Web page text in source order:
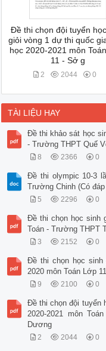
Đề thi chọn đội tuyển
giỏi vòng 1 dự thi quốc
học 2020-2021 môn
11 - Sở g
2 2044 0
TÀI LIỆU HAY
Đề thi khảo sát học
- Trường THPT Quế
8 2366 0
Đề thi olympic 10-3
Trường Chinh (Có
5 2296 0
Đề thi chọn học sinh
Toán - Trường THPT
3 2152 0
Đề thi chọn học sinh
2020 môn Toán Lớp
9 2100 0
Đề thi chọn đội tuyển
2020-2021 môn
Dương
2 2044 0